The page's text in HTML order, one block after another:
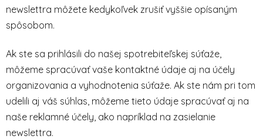
newslettra môžete kedykoľvek zrušiť vyššie opísaným
spôsobom.
Ak ste sa prihlásili do našej spotrebiteľskej súťaže,
môžeme spracúvať vaše kontaktné údaje aj na účely
organizovania a vyhodnotenia súťaže. Ak ste nám pri tom
udelili aj váš súhlas, môžeme tieto údaje spracúvať aj na
naše reklamné účely, ako napríklad na zasielanie
newslettra.